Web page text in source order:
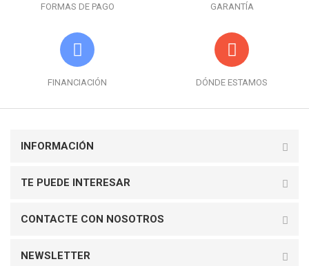
FORMAS DE PAGO GARANTÍA
FINANCIACIÓN DÓNDE ESTAMOS
INFORMACIÓN
TE PUEDE INTERESAR
CONTACTE CON NOSOTROS
NEWSLETTER